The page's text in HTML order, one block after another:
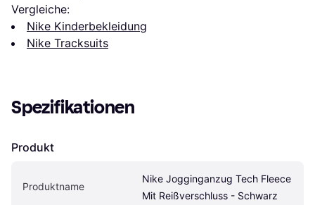
Vergleiche:
Nike Kinderbekleidung
Nike Tracksuits
Spezifikationen
Produkt
Produktname
Nike Jogginganzug Tech Fleece
Mit Reißverschluss - Schwarz